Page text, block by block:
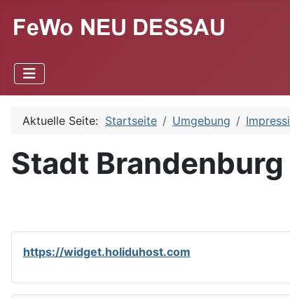
Aktuelle Seite: Startseite Umgebung
Stadt Brandenburg
https://widget.holiduhost.com